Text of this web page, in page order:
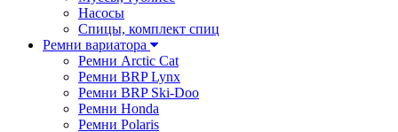
Насосы
Спицы, комплект спиц
Ремни вариатора
Ремни Arctic Cat
Ремни BRP Lynx
Ремни BRP Ski-Doo
Ремни Honda
Ремни Polaris